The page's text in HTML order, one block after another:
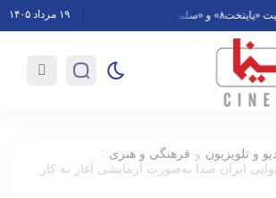
۱۹ مرداد ۱۴۰۵
و تلویزیون و فرهنگی و هنری :
ایران صدا به‌صورت آزمایشی آغاز به کار